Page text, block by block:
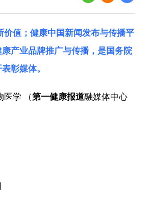
价值；健康中国新闻发布与传播平
产业品牌推广与传播，是国务院
彰媒体。
医学 （第一健康报道融媒体中心